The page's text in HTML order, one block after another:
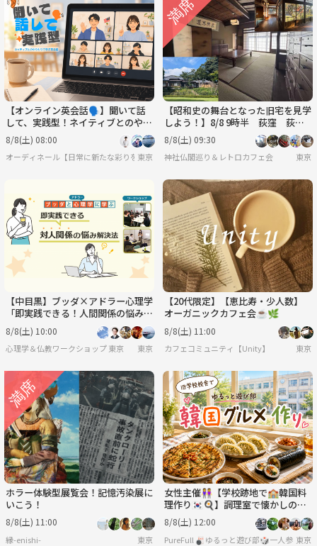
【オンライン英会話🗣️】聞いて話
して、実践型！ネイティブとのやり
とりで学ぶ英会話🌿
8/8(土) 08:00
オーディネール【日常に新たな彩りを/20代後半〜30代中心(40代少々)の集い】
東京
【昭和史の舞台となった旧宅を見学
しよう！】8/8 9時半 荻窪 荻外
荘 【常連の方参加費還元】
8/8(土) 09:30
神社仏閣巡り＆レトロカフェ会 東京
【中目黒】ブッダ×アドラー心理学
「即実践できる！人間関係の悩み解
決法」ワークショップ-東京
8/8(土) 10:00
心理学＆仏教ワークショップ 東京 東京
【20代限定】【恵比寿・少人数】
オーガニックカフェ会☕️🌿
8/8(土) 11:00
カフェコミュニティ【Unity】 東京
ホラー体験型展覧会！記憶汚染展に
いこう！
8/8(土) 11:00
縁-enishi- 東京
女性主催👭【学校跡地で🏫韓国料
理作り🇰🇷🍳】調理室で懐かしの学
生気分🏫.*
8/8(土) 12:00
PureFull 🎳ゆるっと遊び部🎲一人参加で
東京